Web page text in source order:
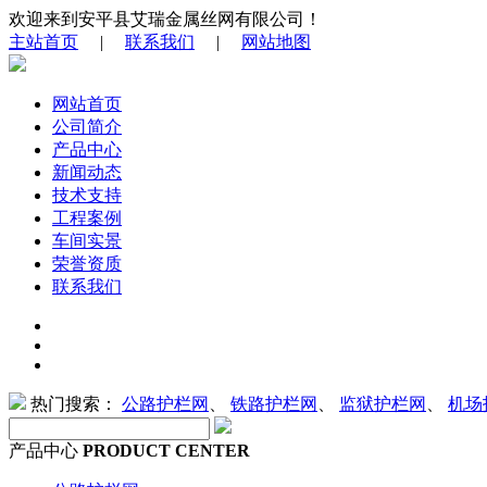
欢迎来到安平县艾瑞金属丝网有限公司！
主站首页 | 联系我们 | 网站地图
网站首页
公司简介
产品中心
新闻动态
技术支持
工程案例
车间实景
荣誉资质
联系我们
热门搜索： 公路护栏网 铁路护栏网 监狱护栏网 机场
产品中心 PRODUCT CENTER